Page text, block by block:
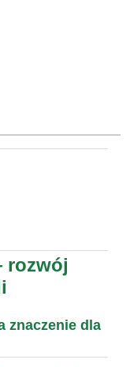
rozwój
znaczenie dla